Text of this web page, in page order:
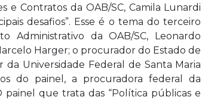
e Contratos da OAB/SC, Camila Lunardi
desafios”. Esse é o tema do terceiro
Administrativo da OAB/SC, Leonardo
Harger; o procurador do Estado de
da Universidade Federal de Santa Maria
do painel, a procuradora federal da
painel que trata das “Política públicas e